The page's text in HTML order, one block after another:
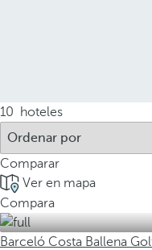
10 hoteles
Comparar
Ver en mapa
Compara
Barceló Costa Ballena